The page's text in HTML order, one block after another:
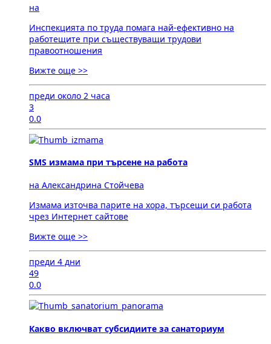
на
Инспекцията по труда помага най-ефективно на
работещите при съществуващи трудови
правоотношения
Вижте още >>
преди около 2 часа
3
0.0
SMS измама при търсене на работа
на Александрина Стойчева
Измама източва парите на хора, търсещи си работа
чрез Интернет сайтове
Вижте още >>
преди 4 дни
49
0.0
Какво включват субсидиите за санаториум